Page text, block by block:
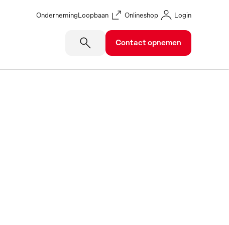
OndernemingLoopbaan Onlineshop Login
Contact opnemen